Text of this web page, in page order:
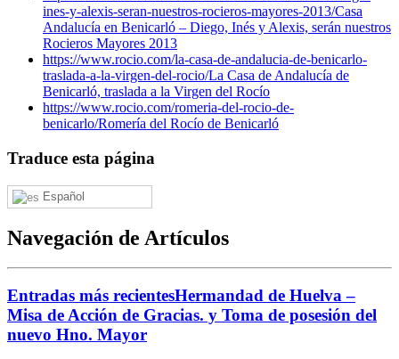
ines-y-alexis-seran-nuestros-rocieros-mayores-2013/Casa
Andalucía en Benicarló – Diego, Inés y Alexis, serán nuestros
Rocieros Mayores 2013
https://www.rocio.com/la-casa-de-andalucia-de-benicarlo-
traslada-a-la-virgen-del-rocio/La Casa de Andalucía de
Benicarló, traslada a la Virgen del Rocío
https://www.rocio.com/romeria-del-rocio-de-
benicarlo/Romería del Rocío de Benicarló
Traduce esta página
Español
Navegación de Artículos
Entradas más recientesHermandad de Huelva –
Misa de Acción de Gracias. y Toma de posesión del
nuevo Hno. Mayor